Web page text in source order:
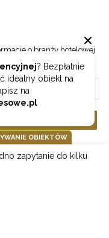
? Bezpłatnie
idealny obiekt na
na
o branży hotelowej
SP.K.
OBIEKTÓW
zapytanie do kilku